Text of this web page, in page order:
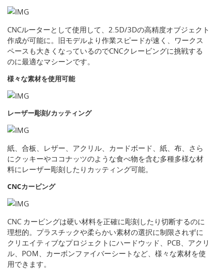
CNCルーターとして使用して、2.5D/3Dの高精度オブジェクト
作成が可能に。旧モデルより作業スピードが速く、ワークス
ペースも大きくなっているのでCNCクレービングに挑戦する
のに最適なマシーンです。
様々な素材を使用可能
レーザー彫刻/カッティング
紙、合板、レザー、アクリル、カードボード、紙、布、さら
にクッキーやココナッツのような食べ物を含む多種多様な材
料にレーザー彫刻したりカッティング可能。
CNCカービング
CNC カービングは硬い材料を正確に彫刻したり切断するのに
理想的。プラスチックや柔らかい素材の選択に制限されずに
クリエイティブなプロジェクトにハードウッド、PCB、アクリ
ル、POM、カーボンファイバーシートなど、様々な素材を使
用できます。